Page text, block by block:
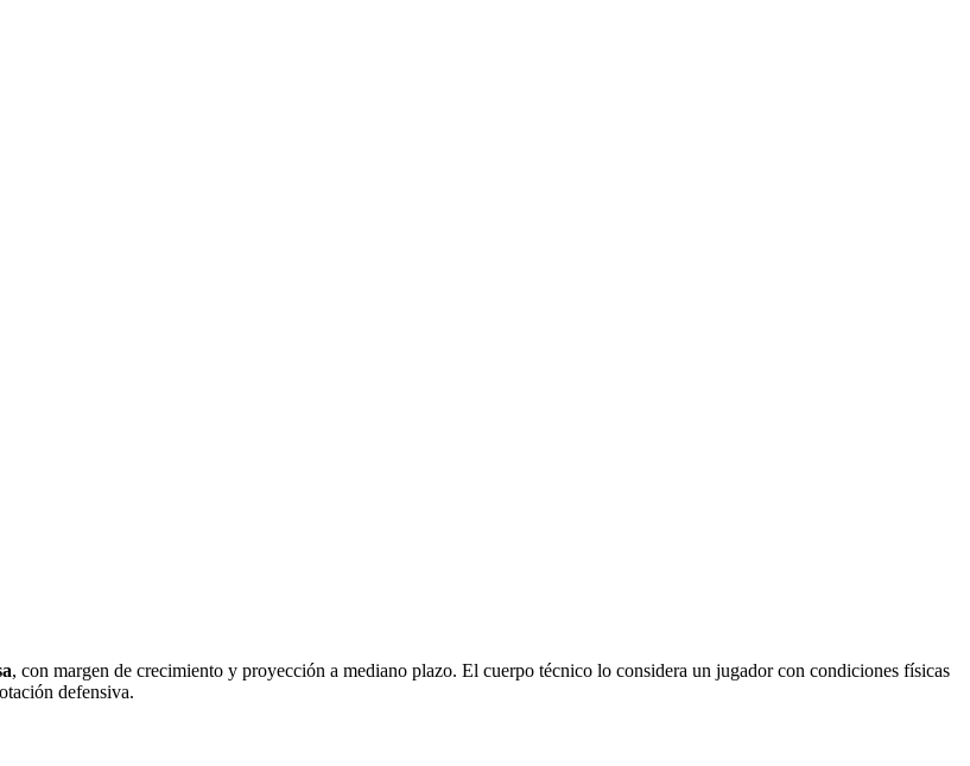
, con margen de crecimiento y proyección a mediano plazo. El cuerpo técnico lo considera un jugador con condiciones físicas
defensiva.